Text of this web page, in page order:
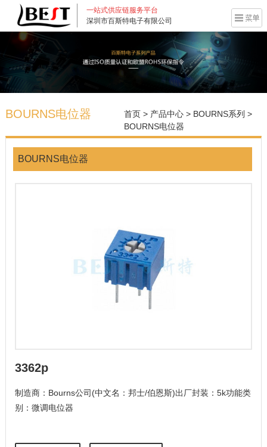
一站式供应链服务平台
深圳市百斯特电子有限公司
BOURNS电位器 首页 > 产品中心 > BOURNS系列 >
BOURNS电位器
BOURNS电位器
3362p
制造商：Bourns公司(中文名：邦士/伯恩斯)出厂封装：5k功能类
别：微调电位器